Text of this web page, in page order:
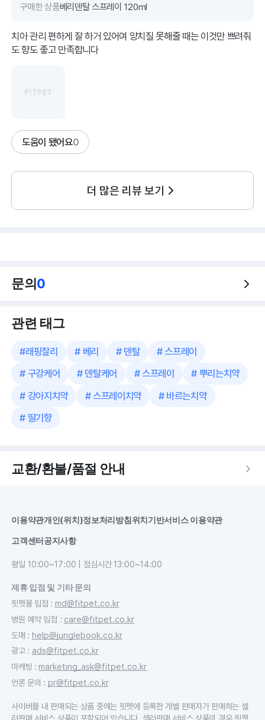
구매한 상품베리덴탈 스프레이 120ml
치아 관리 편하게 잘 하거 있어여 양치질 못해줄 때는 이것만 쁘려줘
도 향도 좋고 만족합니다
도움이 됐어요0
더 많은 리뷰 보기
문의0
관련 태그
#래핑찰리 # 베리 #덴탈 #스프레이
# 구강케어 #덴탈케어 #스프레이 # 뿌리는치약
# 강아지치약 #스프레이치약 #바르는치약
# 딸기향
교환/환불/품절 안내
이용약관개인(위치)정보처리방침위치기반서비스 이용약관
고객센터공지사항
평일 10:00~17:00 | 점심시간 13:00~14:00
제휴 입점 및 기타 문의
핏펫몰 입점 : md@fitpet.co.kr
병원 예약 입점 : care@fitpet.co.kr
도매 : help@junglebook.co.kr
광고: ads@fitpet.co.kr
마케팅 : marketing_ask@fitpet.co.kr
언론 문의 : pr@fitpet.co.kr
사이버몰 내 판매되는 상품 중에는 핏펫에 등록한 개별 판매자가 판매하는 셀
러판매 서비스 상품이 포함되어 있습니다. 셀러판매 서비스 상품의 경우 핏펫